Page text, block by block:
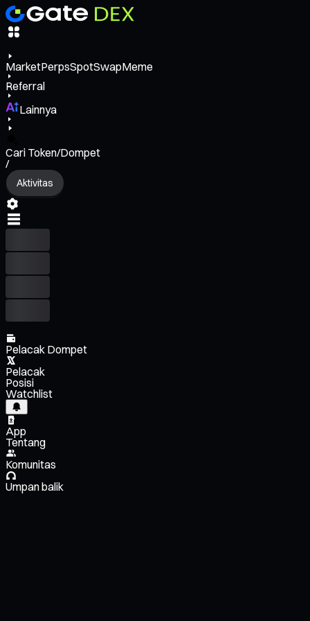
MarketPerpsSpotSwapMeme
Referral
Lainnya
Cari Token/Dompet
/
Aktivitas
Pelacak Dompet
Pelacak
Posisi
Watchlist
App
Tentang
Komunitas
Umpan balik